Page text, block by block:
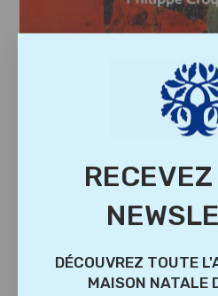
VOUS DEVRIEZ
DÉCOUVREZ TOUTE
MAISON NATALE